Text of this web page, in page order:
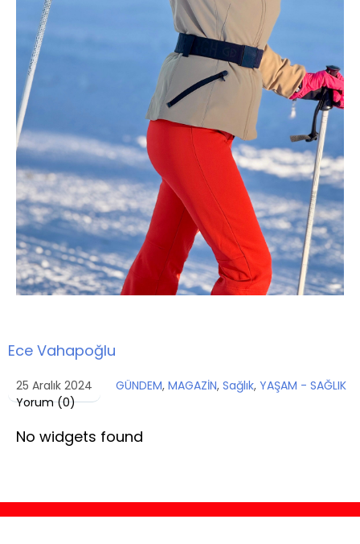
Ece Vahapoğlu
25 Aralık 2024 GÜNDEM, MAGAZİN, Sağlık, YAŞAM - SAĞLIK
Yorum (0)
No widgets found